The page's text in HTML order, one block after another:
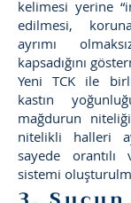
kelimesi yerine
edilmesi,
ayrımı
kapsadığını
Yeni TCK ile
kastın
mağdurun
nitelikli halleri
sayede
sistemi